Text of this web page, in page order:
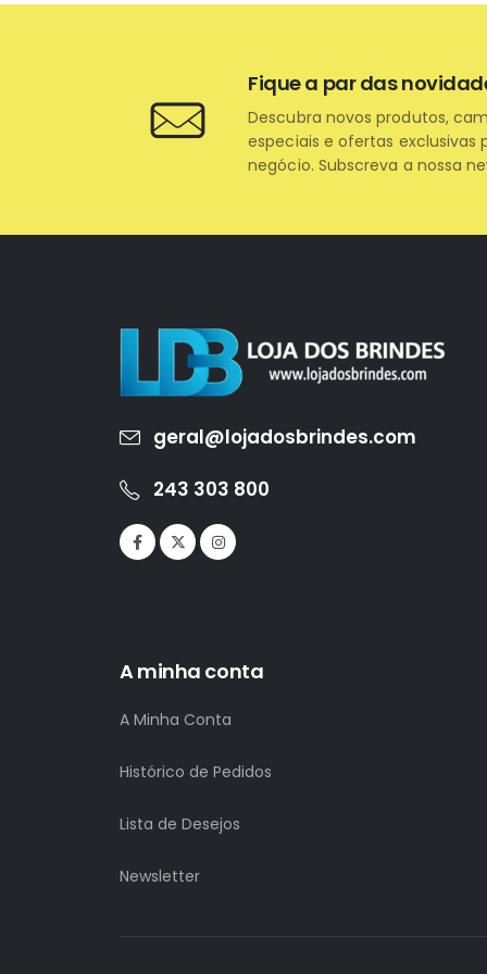
Fique a par das
Descubra novos produtos,
especiais e ofertas exclusivas
negócio. Subscreva a nossa
geral@lojadosbrindes.com
243 303 800
A minha conta
A Minha Conta
Histórico de Pedidos
Lista de Desejos
Newsletter